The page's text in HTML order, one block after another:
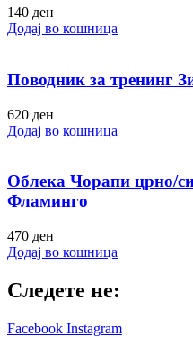
140 ден
Додај во кошница
Поводник за тренинг
620 ден
Додај во кошница
Облека Чорапи црно/
Фламинго
470 ден
Додај во кошница
Следете не:
Facebook Instagram